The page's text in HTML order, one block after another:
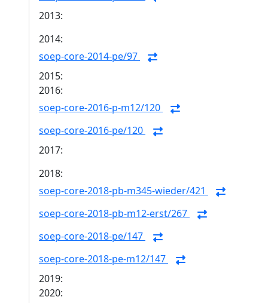
2013:
2014:
soep-core-2014-pe/97
2015:
2016:
soep-core-2016-p-m12/120
soep-core-2016-pe/120
2017:
2018:
soep-core-2018-pb-m345-wieder/421
soep-core-2018-pb-m12-erst/267
soep-core-2018-pe/147
soep-core-2018-pe-m12/147
2019:
2020: